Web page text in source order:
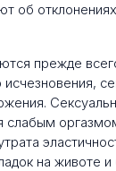
об
прежде
слабым
на животе